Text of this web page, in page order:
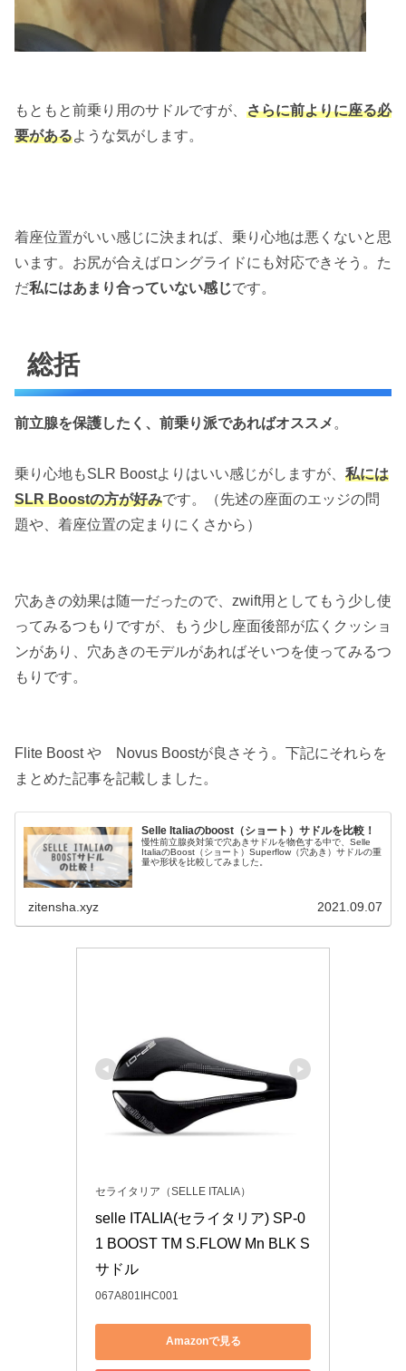
もともと前乗り用のサドルですが、 さらに前よりに座る必
要があるような気がします。
着座位置がいい感じに決まれば、乗り心地は悪くないと思
います。お尻が合えばロングライドにも対応できそう。た
だ私にはあまり合っていない感じです。
総括
前立腺を保護したく、前乗り派であればオススメ 。
乗り心地もSLR Boostよりはいい感じがしますが、 私には
SLR Boostの方が好みです。（先述の座面のエッジの問
題や、着座位置の定まりにくさから）
穴あきの効果は随一だったので、zwift用としてもう少し使
ってみるつもりですが、もう少し座面後部が広くクッショ
ンがあり、穴あきのモデルがあればそいつを使ってみるつ
もりです。
Flite Boost や Novus Boostが良さそう。下記にそれらを
まとめた記事を記載しました。
Selle Italiaのboost（ショート）サドルを比較！
慢性前立腺炎対策で穴あきサドルを物色する中で、Selle
ItaliaのBoost（ショート）Superflow（穴あき）サドルの重
量や形状を比較してみました。
zitensha.xyz 2021.09.07
セライタリア（SELLE ITALIA）
selle ITALIA(セライタリア) SP-0
1 BOOST TM S.FLOW Mn BLK S
サドル
067A801IHC001
Amazonで見る